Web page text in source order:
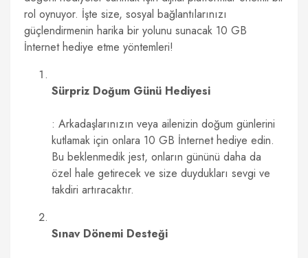
rol oynuyor. İşte size, sosyal bağlantılarınızı
güçlendirmenin harika bir yolunu sunacak 10 GB
İnternet hediye etme yöntemleri!
Sürpriz Doğum Günü Hediyesi
: Arkadaşlarınızın veya ailenizin doğum günlerini
kutlamak için onlara 10 GB İnternet hediye edin.
Bu beklenmedik jest, onların gününü daha da
özel hale getirecek ve size duydukları sevgi ve
takdiri artıracaktır.
Sınav Dönemi Desteği